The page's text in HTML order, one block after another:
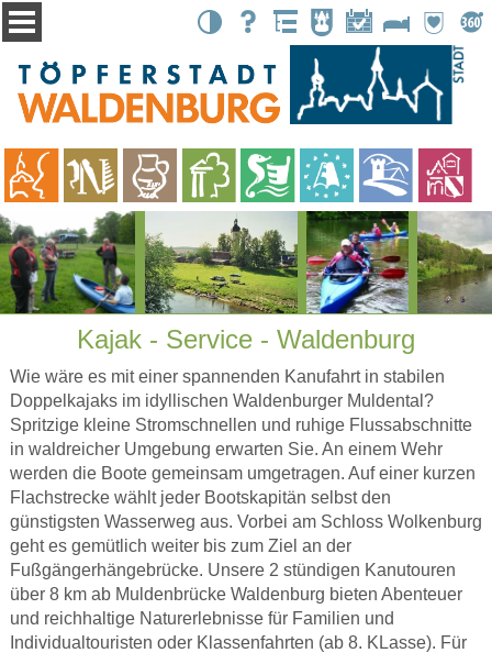
KontrastSucheÜbersichtStadtboteEventsUnterkünfteTour
Kajak - Service - Waldenburg
Wie wäre es mit einer spannenden Kanufahrt in stabilen
Doppelkajaks im idyllischen Waldenburger Muldental?
Spritzige kleine Stromschnellen und ruhige Flussabschnitte
in waldreicher Umgebung erwarten Sie. An einem Wehr
werden die Boote gemeinsam umgetragen. Auf einer kurzen
Flachstrecke wählt jeder Bootskapitän selbst den
günstigsten Wasserweg aus. Vorbei am Schloss Wolkenburg
geht es gemütlich weiter bis zum Ziel an der
Fußgängerhängebrücke. Unsere 2 stündigen Kanutouren
über 8 km ab Muldenbrücke Waldenburg bieten Abenteuer
und reichhaltige Naturerlebnisse für Familien und
Individualtouristen oder Klassenfahrten (ab 8. KLasse). Für